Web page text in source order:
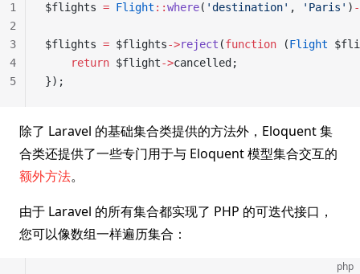
$flights = Flight ::where( 'destination' , 'Paris' )
$flights = $flights->reject (function (Flight
    return
$flight->cancelled;
});
1
2
3
4
5
除了 Laravel 的基础集合类提供的方法外，Eloquent 集
合类还提供了一些专门用于与 Eloquent 模型集合交互的
额外方法。
由于 Laravel 的所有集合都实现了 PHP 的可迭代接口，
您可以像数组一样遍历集合：
php